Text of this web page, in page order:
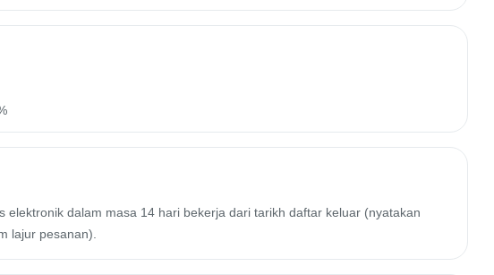
elektronik dalam masa 14 hari bekerja dari tarikh daftar keluar (nyatakan
lajur pesanan).